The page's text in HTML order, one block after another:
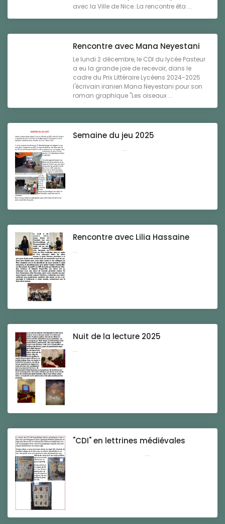
avec la Ville de Nice. La rencontre éta ...
Rencontre avec Mana Neyestani
Le lundi 2 décembre, le CDI du lycée Pasteur
a eu la grande joie de recevoir, dans le
cadre du Prix Littéraire Lycéens 2024-2025
l'écrivain iranien Mana Neyestani pour son
roman graphique "Les oiseaux ...
Semaine du jeu 2025
...
Rencontre avec Lilia Hassaine
...
Nuit de la lecture 2025
...
"CDI" en lettrines médiévales
...